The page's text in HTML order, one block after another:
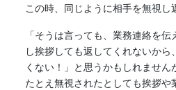
この時、同じように相手を無視し
「そうは言っても、業務連絡を
し挨拶しても返してくれないから
くない！」と思うかもしれません
たとえ無視されたとしても挨拶や